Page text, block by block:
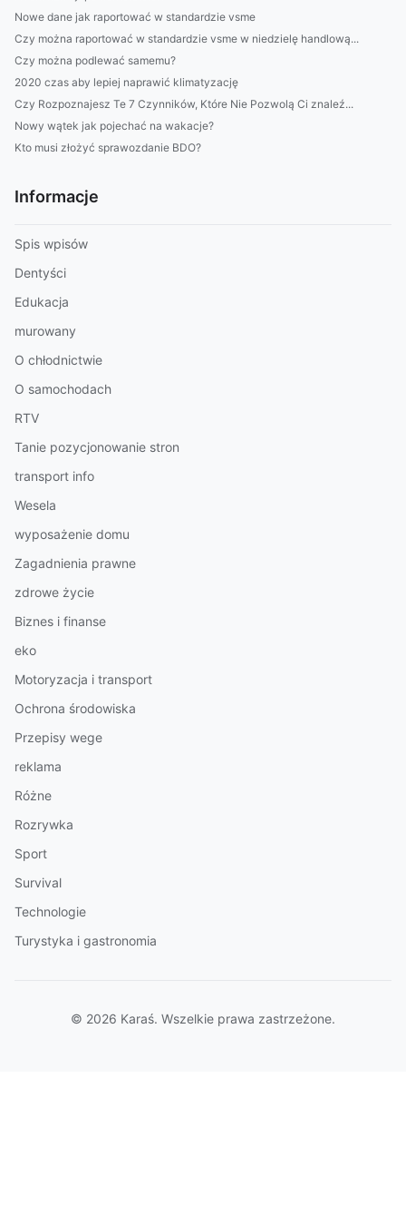
Nowe dane jak raportować w standardzie vsme
Czy można raportować w standardzie vsme w niedzielę handlową...
Czy można podlewać samemu?
2020 czas aby lepiej naprawić klimatyzację
Czy Rozpoznajesz Te 7 Czynników, Które Nie Pozwolą Ci znaleź...
Nowy wątek jak pojechać na wakacje?
Kto musi złożyć sprawozdanie BDO?
Informacje
Spis wpisów
Dentyści
Edukacja
murowany
O chłodnictwie
O samochodach
RTV
Tanie pozycjonowanie stron
transport info
Wesela
wyposażenie domu
Zagadnienia prawne
zdrowe życie
Biznes i finanse
eko
Motoryzacja i transport
Ochrona środowiska
Przepisy wege
reklama
Różne
Rozrywka
Sport
Survival
Technologie
Turystyka i gastronomia
© 2026 Karaś. Wszelkie prawa zastrzeżone.